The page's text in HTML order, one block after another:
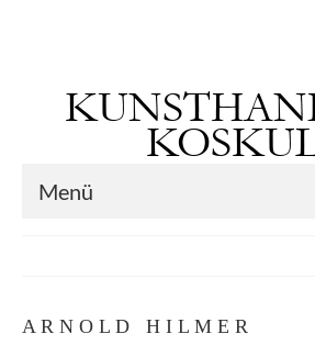
Menü
A R N O L D H I L M E R